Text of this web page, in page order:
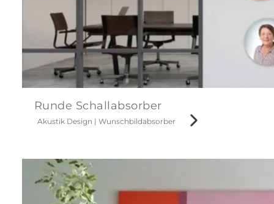
Runde Schallabsorber
Akustik Design | Wunschbildabsorber